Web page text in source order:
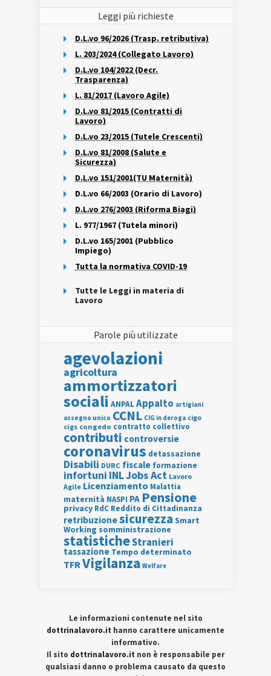
Leggi più richieste
D.L.vo 96/2026 (Trasp. retributiva)
L. 203/2024 (Collegato Lavoro)
D.L.vo 104/2022 (Decr.
Trasparenza)
L. 81/2017 (Lavoro Agile)
D.L.vo 81/2015 (Contratti di
Lavoro)
D.L.vo 23/2015 (Tutele Crescenti)
D.L.vo 81/2008 (Salute e
Sicurezza)
D.L.vo 151/2001(TU Maternità)
D.L.vo 66/2003 (Orario di Lavoro)
D.L.vo 276/2003 (Riforma Biagi)
L. 977/1967 (Tutela minori)
D.L.vo 165/2001 (Pubblico
Impiego)
Tutta la normativa COVID-19
Tutte le Leggi in materia di
Lavoro
Parole più utilizzate
agevolazioni
agricoltura
ammortizzatori
sociali ANPALAppalto artigiani
assegno unico CCNL CIG in deroga cigo
cigs congedo contratto collettivo
contributi controversie
coronavirus detassazione
Disabili DURC fiscale formazione
infortuni INLJobs Act Lavoro
Agile Licenziamento Malattia
maternità NASPI PA Pensione
privacy RdC Reddito di Cittadinanza
retribuzionesicurezza Smart
Working somministrazione
statisticheStranieri
tassazione Tempo determinato
TFRVigilanza Welfare
Le informazioni contenute nel sito
dottrinalavoro.it hanno carattere unicamente
informativo.
Il sito dottrinalavoro.it non è responsabile per
qualsiasi danno o problema causato da questo